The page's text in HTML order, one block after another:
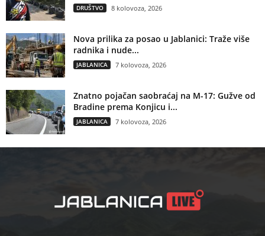
DRUŠTVO 8 kolovoza, 2026
Nova prilika za posao u Jablanici: Traže više
radnika i nude...
JABLANICA 7 kolovoza, 2026
Znatno pojačan saobraćaj na M-17: Gužve od
Bradine prema Konjicu i...
JABLANICA 7 kolovoza, 2026